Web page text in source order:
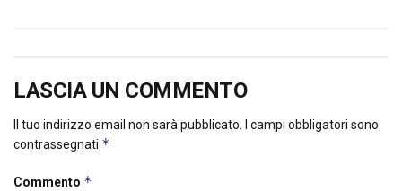
LASCIA UN COMMENTO
Il tuo indirizzo email non sarà pubblicato. I campi obbligatori sono
contrassegnati *
Commento *